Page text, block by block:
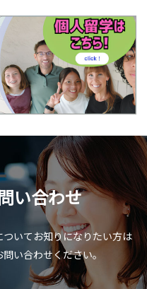
い合わせ
いてお知りになりたい方は
い合わせください。